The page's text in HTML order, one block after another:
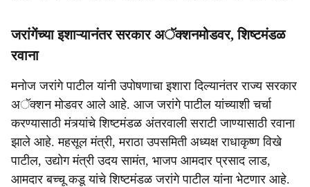
जरांगेंच्या इशाऱ्यानंतर सरकार अॅक्शनमोडवर, शिष्टमंडळ
रवाना
मनोज जरांगे पाटील यांनी उपोषणाचा इशारा दिल्यानंतर राज्य सरकार
अॅक्शन मोडवर आले आहे. आज जरांगे पाटील यांच्याशी चर्चा
करण्यासाठी मंत्र्यांचे शिष्टमंडळ अंतरवाली सराटी जाण्यासाठी रवाना
झाले आहे. महसूल मंत्री, मराठा उपसमिती अध्यक्ष राधाकृष्ण विखे
पाटील, उद्योग मंत्री उदय सामंत, भाजप आमदार प्रसाद लाड,
आमदार बच्चू कडू यांचे शिष्टमंडळ जरांगे पाटील यांना भेटणार आहे.